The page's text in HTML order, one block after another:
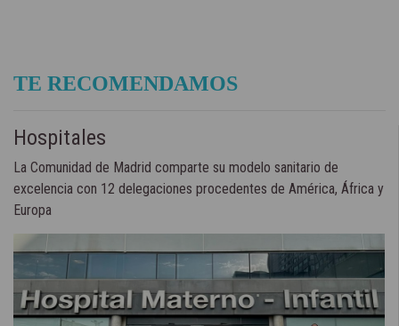
TE RECOMENDAMOS
Hospitales
La Comunidad de Madrid comparte su modelo sanitario de
excelencia con 12 delegaciones procedentes de América, África y
Europa